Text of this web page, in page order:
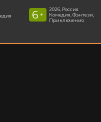
6 +
2026, Россия
Комедия, Фэнтези,
Приключения